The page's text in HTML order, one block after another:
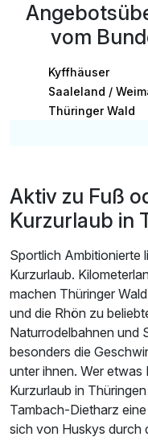
vom
Kyffhäuser
Saaleland /
Thüringer Wald
Aktiv zu Fuß
Kurzurlaub in
Sportlich Ambitionierte
Kurzurlaub.
machen Thüringer
und die Rhön zu
Naturrodelbahnen und
besonders die
unter ihnen. Wer etwas
Kurzurlaub in
Tambach-Dietharz
sich von Huskys durch